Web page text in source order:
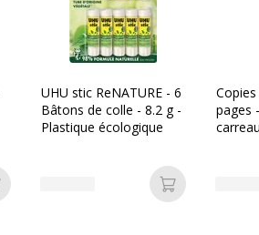
au panier
UHU stic ReNATURE - 6
Bâtons de colle - 8.2 g -
Plastique écologique
Ajouter au
pages